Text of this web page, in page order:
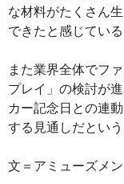
な材料がたくさん
できたと感じてい
また業界全体でフ
プレイ」の検討が
カー記念日との連
する見通しだという
文＝アミューズメ